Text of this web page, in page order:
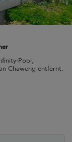
Pool,
Chaweng entfernt.